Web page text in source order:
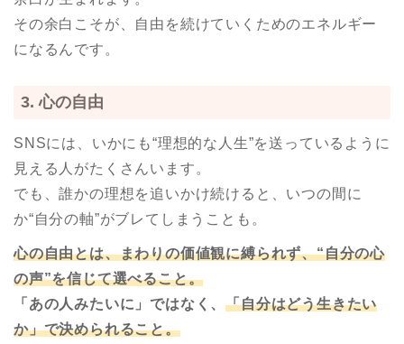
その余白こそが、自由を続けていくためのエネルギー
になるんです。
3. 心の自由
SNSには、いかにも“理想的な人生”を送っているように
見える人がたくさんいます。
でも、誰かの理想を追いかけ続けると、いつの間に
か“自分の軸”がブレてしまうことも。
心の自由とは、まわりの価値観に縛られず、“自分の心
の声”を信じて選べること。
「あの人みたいに」ではなく、「自分はどう生きたい
か」で決められること。